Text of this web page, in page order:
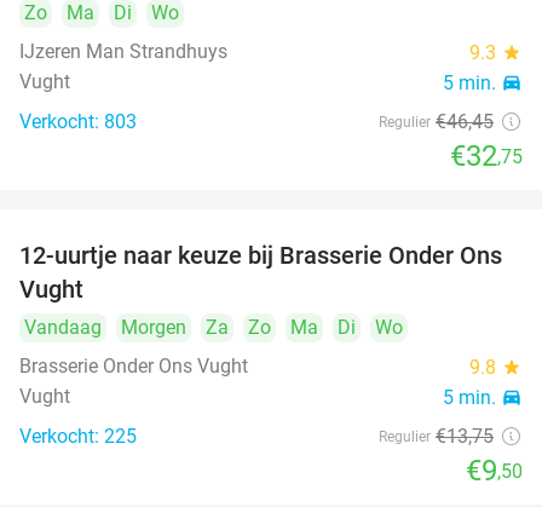
Zo Ma Di
Wo
IJzeren Man Strandhuys
9.3 star
Vught 5 min. directions_car
Verkocht: 803 Regulier €46,45
€32,75
31%
12-uurtje naar keuze bij Brasserie Onder Ons
Vught
Vandaag Morgen Za Zo Ma Di
Wo
Brasserie Onder Ons Vught
9.8 star
Vught 5 min. directions_car
Verkocht: 225 Regulier €13,75
€9,50